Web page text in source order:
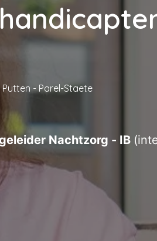
Putten - Parel-Staete
Nachtzorg - IB